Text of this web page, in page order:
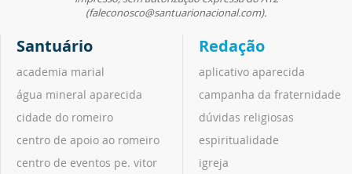
(faleconosco@santuarionacional.com).
Santuário
academia marial
água mineral aparecida
cidade do romeiro
centro de apoio ao romeiro
centro de eventos pe. vitor
Redação
aplicativo aparecida
campanha da fraternidade
dúvidas religiosas
espiritualidade
igreja